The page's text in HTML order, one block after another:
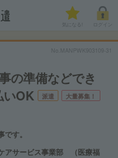
気になる!
No.MANPWK903109-31
の準備などでき
いOK
派遣 大量募集！
す。
アサービス事業部 （医療福